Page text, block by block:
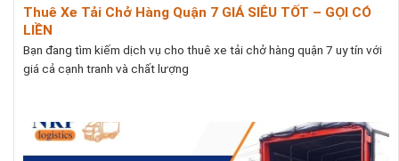
Thuê Xe Tải Chở Hàng Quận 7 GIÁ SIÊU TỐT – GỌI CÓ
LIỀN
Bạn đang tìm kiếm dịch vụ cho thuê xe tải chở hàng quận 7 uy tín với
giá cả cạnh tranh và chất lượng